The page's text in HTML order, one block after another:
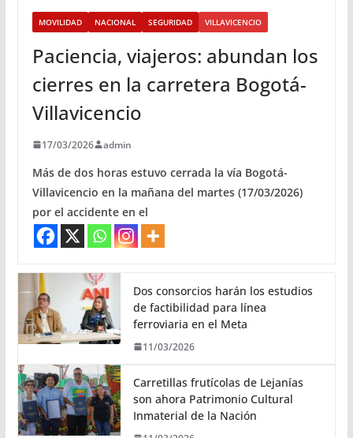
MOVILIDAD NACIONAL SEGURIDAD VILLAVICENCIO
Paciencia, viajeros: abundan los
cierres en la carretera Bogotá-
Villavicencio
17/03/2026 admin
Más de dos horas estuvo cerrada la vía Bogotá-
Villavicencio en la mañana del martes (17/03/2026)
por el accidente en el
Dos consorcios harán los estudios
de factibilidad para línea
ferroviaria en el Meta
11/03/2026
Carretillas frutícolas de Lejanías
son ahora Patrimonio Cultural
Inmaterial de la Nación